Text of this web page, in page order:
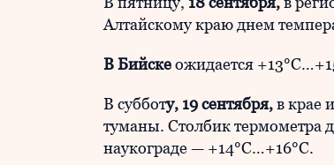
Алтайскому краю днем
В Бийскеожидается
В субботу, 19 сентября,в крае
туманы. Столбик термометра
наукограде — +14°C…+16°C.